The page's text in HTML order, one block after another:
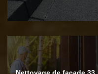
Nettoyage de façade 33